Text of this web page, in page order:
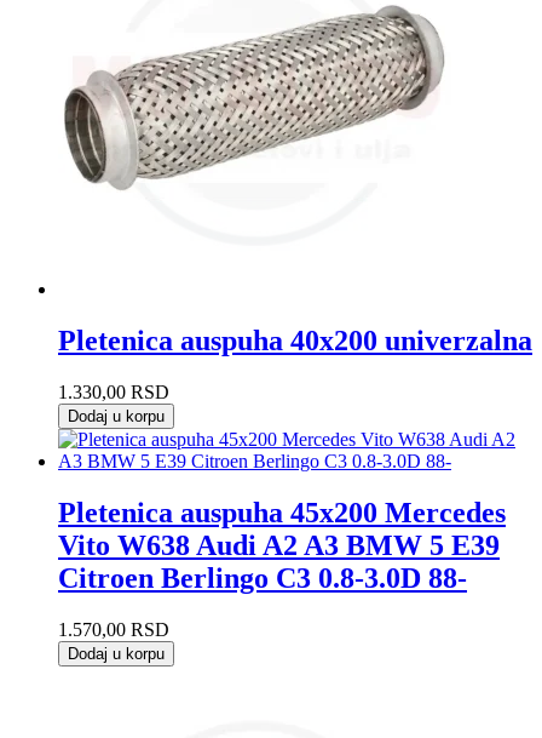
Pletenica auspuha 40x200 univerzalna
1.330,00 RSD
Dodaj u korpu
Pletenica auspuha 45x200 Mercedes
Vito W638 Audi A2 A3 BMW 5 E39
Citroen Berlingo C3 0.8-3.0D 88-
1.570,00 RSD
Dodaj u korpu